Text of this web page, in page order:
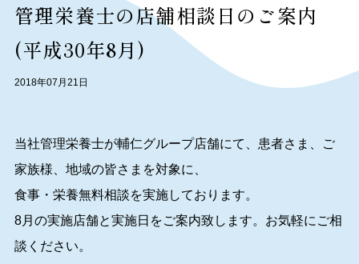
管理栄養士の店舗相談日のご案内
(平成30年8月)
2018年07月21日
当社管理栄養士が輔仁グループ店舗にて、患者さま、ご
家族様、地域の皆さまを対象に、
食事・栄養無料相談を実施しております。
8月の実施店舗と実施日をご案内致します。お気軽にご相
談ください。